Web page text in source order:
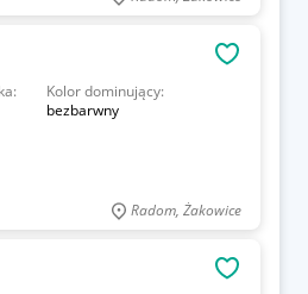
Kolor dominujący:
bezbarwny
Radom, Żakowice